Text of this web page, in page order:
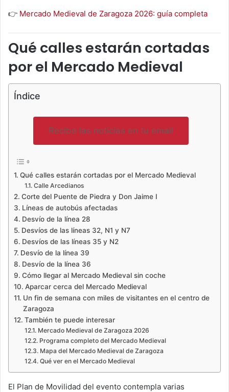
👉 Mercado Medieval de Zaragoza 2026: guía completa
Qué calles estarán cortadas
por el Mercado Medieval
Índice
Recibe las noticias en tu email
Qué calles estarán cortadas por el Mercado Medieval
Calle Arcedianos
Corte del Puente de Piedra y Don Jaime I
Líneas de autobús afectadas
Desvío de la línea 28
Desvíos de las líneas 32, N1 y N7
Desvíos de las líneas 35 y N2
Desvío de la línea 39
Desvío de la línea 36
Cómo llegar al Mercado Medieval sin coche
Aparcar cerca del Mercado Medieval
Un fin de semana con miles de visitantes en el centro de
Zaragoza
También te puede interesar
Mercado Medieval de Zaragoza 2026
Programa completo del Mercado Medieval
Mapa del Mercado Medieval de Zaragoza
Qué ver en el Mercado Medieval
El Plan de Movilidad del evento contempla varias